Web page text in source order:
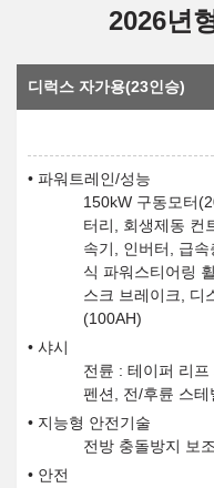
2026년
디럭스 자가용(23인승)
파워트레인/성능
150kW 구동모터
터리, 회생제동 컨
속기, 인버터, 급
식 파워스티어링
스크 브레이크, 디
(100AH)
샤시
전륜 : 테이퍼 리
펜션, 전/후륜 스
지능형 안전기술
전방 충돌방지 보
안전